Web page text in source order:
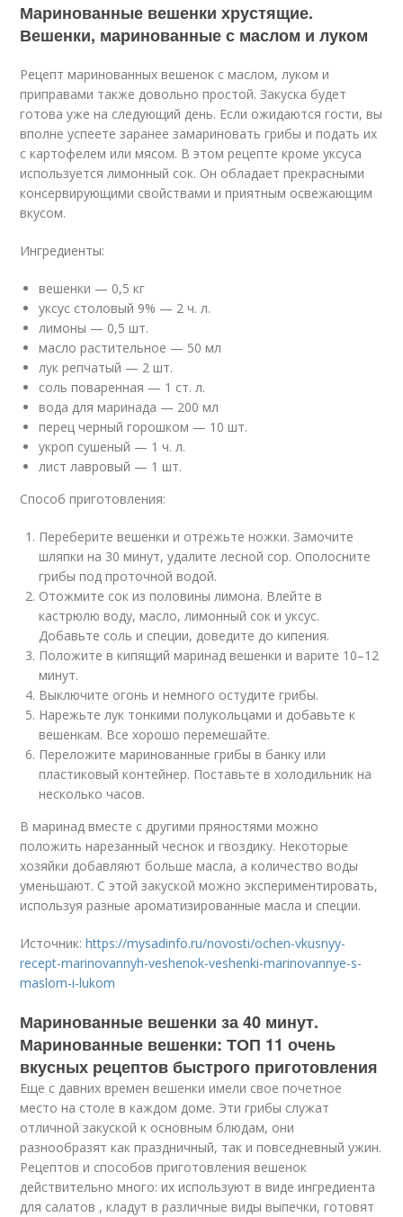
Маринованные вешенки хрустящие.
Вешенки, маринованные с маслом и луком
Рецепт маринованных вешенок с маслом, луком и
приправами также довольно простой. Закуска будет
готова уже на следующий день. Если ожидаются гости, вы
вполне успеете заранее замариновать грибы и подать их
с картофелем или мясом. В этом рецепте кроме уксуса
используется лимонный сок. Он обладает прекрасными
консервирующими свойствами и приятным освежающим
вкусом.
Ингредиенты:
вешенки — 0,5 кг
уксус столовый 9% — 2 ч. л.
лимоны — 0,5 шт.
масло растительное — 50 мл
лук репчатый — 2 шт.
соль поваренная — 1 ст. л.
вода для маринада — 200 мл
перец черный горошком — 10 шт.
укроп сушеный — 1 ч. л.
лист лавровый — 1 шт.
Способ приготовления:
Переберите вешенки и отрежьте ножки. Замочите
шляпки на 30 минут, удалите лесной сор. Ополосните
грибы под проточной водой.
Отожмите сок из половины лимона. Влейте в
кастрюлю воду, масло, лимонный сок и уксус.
Добавьте соль и специи, доведите до кипения.
Положите в кипящий маринад вешенки и варите 10–12
минут.
Выключите огонь и немного остудите грибы.
Нарежьте лук тонкими полукольцами и добавьте к
вешенкам. Все хорошо перемешайте.
Переложите маринованные грибы в банку или
пластиковый контейнер. Поставьте в холодильник на
несколько часов.
В маринад вместе с другими пряностями можно
положить нарезанный чеснок и гвоздику. Некоторые
хозяйки добавляют больше масла, а количество воды
уменьшают. С этой закуской можно экспериментировать,
используя разные ароматизированные масла и специи.
Источник:https://mysadinfo.ru/novosti/ochen-vkusnyy-
recept-marinovannyh-veshenok-veshenki-marinovannye-s-
maslom-i-lukom
Маринованные вешенки за 40 минут.
Маринованные вешенки: ТОП 11 очень
вкусных рецептов быстрого приготовления
Еще с давних времен вешенки имели свое почетное
место на столе в каждом доме. Эти грибы служат
отличной закуской к основным блюдам, они
разнообразят как праздничный, так и повседневный ужин.
Рецептов и способов приготовления вешенок
действительно много: их используют в виде ингредиента
для салатов , кладут в различные виды выпечки, готовят